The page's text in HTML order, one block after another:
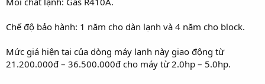
Chế độ bảo hành: 1 năm cho dàn lạnh và 4 năm cho block.
Mức giá hiện tại của dòng máy lạnh này giao động từ
21.200.000đ – 36.500.000đ cho máy từ 2.0hp – 5.0hp.